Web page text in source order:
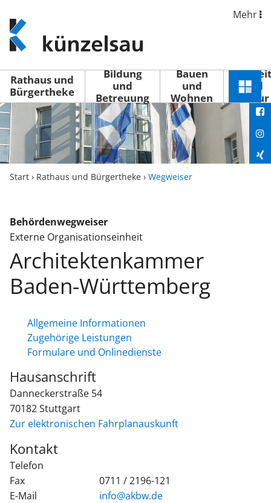
www.kuenzelsau.de
(zur
Startseite)
Mehr
Rathaus und
Bürgertheke
Bildung
und
Betreuung
Bauen
und
Wohnen
Freizeit
und
Kultur
Menü
Start › Rathaus und Bürgertheke › Wegweiser
Behördenwegweiser
Externe Organisationseinheit
Architektenkammer
Baden-Württemberg
Allgemeine Informationen
Zugehörige Leistungen
Formulare und Onlinedienste
Hausanschrift
Danneckerstraße 54
70182Stuttgart
Zur elektronischen Fahrplanauskunft
Kontakt
Telefon
Fax
0711 / 2196-121
E-Mail
info@akbw.de